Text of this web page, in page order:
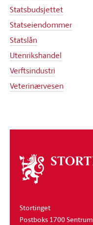
Statsbudsjettet
Statseiendommer
Statslån
Utenrikshandel
Verftsindustri
Veterinærvesen
Om
stortinget
Stortinget
Postboks 1700 Sentrum